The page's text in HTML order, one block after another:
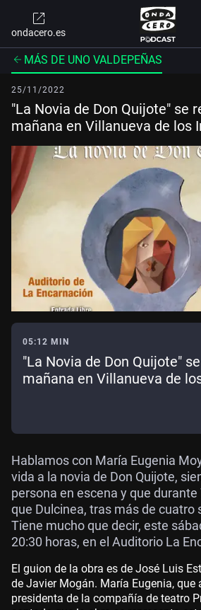
ondacero.es
MÁS DE UNO VALDEPEÑAS
25/11/2022
"La Novia de Don Quijote" se
mañana en Villanueva de los
05:12 MIN
"La Novia de Don Quijote"
mañana en Villanueva de
Hablamos con María Eugenia
vida a la novia de Don Quijote,
persona en escena y que
que Dulcinea, tras más de cuatro
Tiene mucho que decir, este
20:30 horas, en el Auditorio La
El guion de la obra es de José Luis
de Javier Mogán. María Eugenia, que
presidenta de la compañía de teatro